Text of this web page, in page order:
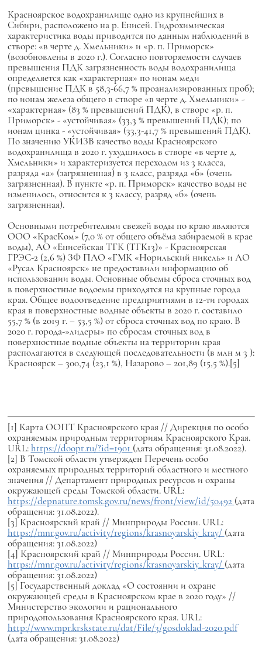
Красноярское водохранилище одно из крупнейших в
Сибири, расположено на р. Енисей. Гидрохимическая
характеристика воды приводится по данным наблюдений в
створе: «в черте д. Хмельники» и «р. п. Приморск»
(возобновлены в 2020 г.). Согласно повторяемости случаев
превышения ПДК загрязненность воды водохранилища
определяется как «характерная» по ионам меди
(превышение ПДК в 58,3-66,7 % проанализированных проб);
по ионам железа общего в створе «в черте д. Хмельники» -
«характерная» (83 % превышений ПДК), в створе «р. п.
Приморск» - «устойчивая» (33,3 % превышений ПДК); по
ионам цинка - «устойчивая» (33,3-41,7 % превышений ПДК).
По значению УКИЗВ качество воды Красноярского
водохранилища в 2020 г. ухудшилось в створе «в черте д.
Хмельники» и характеризуется переходом из 3 класса,
разряда «а» (загрязненная) в 3 класс, разряда «б» (очень
загрязненная). В пункте «р. п. Приморск» качество воды не
изменилось, относится к 3 классу, разряд «б» (очень
загрязненная).
Основными потребителями свежей воды по краю являются
ООО «КрасКом» (7,0 % от общего объёма забираемой в крае
воды), АО «Енисейская ТГК (ТГК13)» - Красноярская
ГРЭС-2 (2,6 %) ЗФ ПАО «ГМК «Норильский никель» и АО
«Русал Красноярск» не предоставили информацию об
использовании воды. Основные объемы сброса сточных вод
в поверхностные водоемы приходятся на крупные города
края. Общее водоотведение предприятиями в 12-ти городах
края в поверхностные водные объекты в 2020 г. составило
55,7 % (в 2019 г. – 53,5 %) от сброса сточных вод по краю. В
2020 г. города-»лидеры» по сбросам сточных вод в
поверхностные водные объекты на территории края
располагаются в следующей последовательности (в млн м 3 ):
Красноярск – 300,74 (23,1 %), Назарово – 201,89 (15,5 %).[5]
[1] Карта ООПТ Красноярского края // Дирекция по особо
охраняемым природным территориям Красноярского Края.
URL:https://doopt.ru/?id=1901 (дата обращения: 31.08.2022).
[2] В Томской области утвержден Перечень особо
охраняемых природных территорий областного и местного
значения // Департамент природных ресурсов и охраны
окружающей среды Томской области. URL:
https://depnature.tomsk.gov.ru/news/front/view/id/50492 (дата
обращения: 31.08.2022).
[3] Красноярский край // Минприроды России. URL:
https://mnr.gov.ru/activity/regions/krasnoyarskiy_kray/ (дата
обращения: 31.08.2022)
[4] Красноярский край // Минприроды России. URL:
https://mnr.gov.ru/activity/regions/krasnoyarskiy_kray/ (дата
обращения: 31.08.2022)
[5] Государственный доклад «О состоянии и охране
окружающей среды в Красноярском крае в 2020 году» //
Министерство экологии и рационального
природопользования Красноярского края. URL:
http://www.mpr.krskstate.ru/dat/File/3/gosdoklad-2020.pdf
(дата обращения: 31.08.2022)